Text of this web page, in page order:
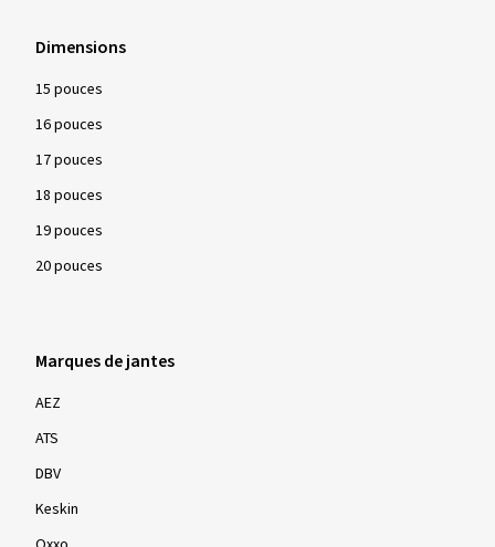
Dimensions
15 pouces
16 pouces
17 pouces
18 pouces
19 pouces
20 pouces
Marques de jantes
AEZ
ATS
DBV
Keskin